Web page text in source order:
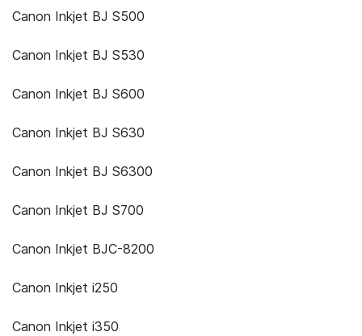
Canon Inkjet BJ S500
Canon Inkjet BJ S530
Canon Inkjet BJ S600
Canon Inkjet BJ S630
Canon Inkjet BJ S6300
Canon Inkjet BJ S700
Canon Inkjet BJC-8200
Canon Inkjet i250
Canon Inkjet i350